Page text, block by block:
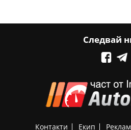
Следвай
Контакти Екип